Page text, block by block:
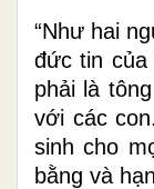
“Như hai
đức tin của
phải là
với các
sinh cho
bằng và